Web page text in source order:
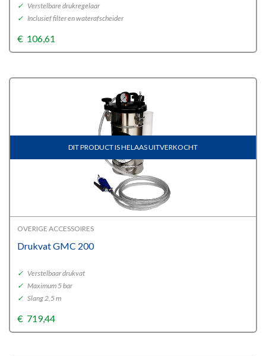
✓ Verstelbare drukregelaar
✓ Inclusief filter en waterafscheider
€ 106,61
DIT PRODUCT IS HELAAS UITVERKOCHT
OVERIGE ACCESSOIRES
Drukvat GMC 200
✓ Verstelbaar drukvat
✓ Maximum 5 bar
✓ Slang 2,5 m
€ 719,44